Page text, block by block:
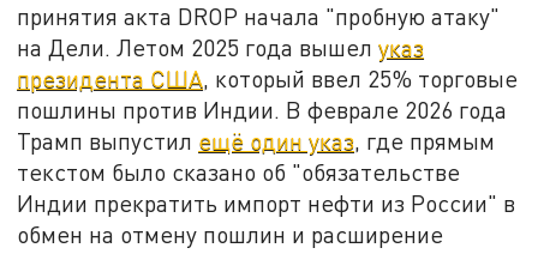
принятия акта DROP начала "пробную атаку"
на Дели. Летом 2025 года вышелуказ
президента США , который ввел 25% торговые
пошлины против Индии. В феврале 2026 года
Трамп выпустил ещё один указ , где прямым
текстом было сказано об "обязательстве
Индии прекратить импорт нефти из России" в
обмен на отмену пошлин и расширение